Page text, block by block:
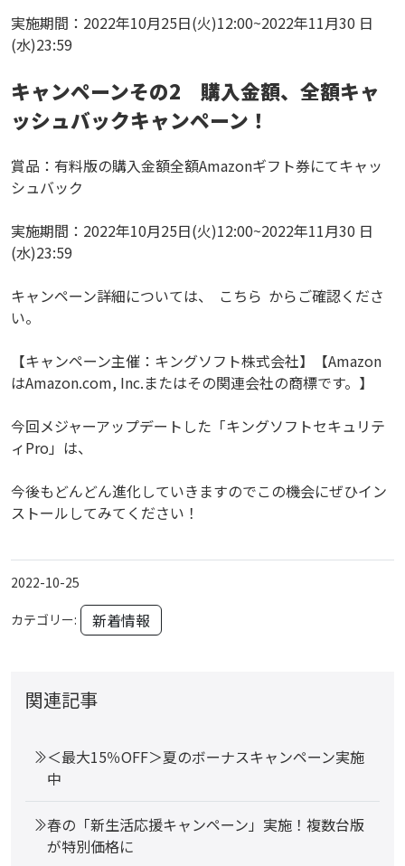
実施期間：2022年10月25日(火)12:00~2022年11月30 日
(水)23:59
キャンペーンその2 購入金額、全額キャ
ッシュバックキャンペーン！
賞品：有料版の購入金額全額Amazonギフト券にてキャッ
シュバック
実施期間：2022年10月25日(火)12:00~2022年11月30 日
(水)23:59
キャンペーン詳細については、
こちら からご確認くださ
い。
【キャンペーン主催：キングソフト株式会社】【Amazon
はAmazon.com, Inc.またはその関連会社の商標です。】
今回メジャーアップデートした「キングソフトセキュリテ
ィPro」は、
今後もどんどん進化していきますのでこの機会にぜひイン
ストールしてみてください！
2022-10-25
カテゴリー: 新着情報
関連記事
＜最大15％OFF＞夏のボーナスキャンペーン実施
中
春の「新生活応援キャンペーン」実施！複数台版
が特別価格に